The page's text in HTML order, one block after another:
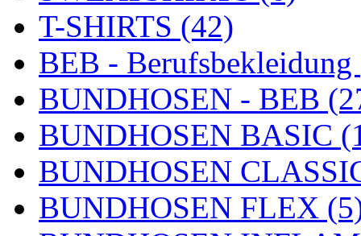
T-SHIRTS (42)
BEB - Berufsbekleidung
BUNDHOSEN - BEB
BUNDHOSEN BASIC
BUNDHOSEN
BUNDHOSEN FLEX